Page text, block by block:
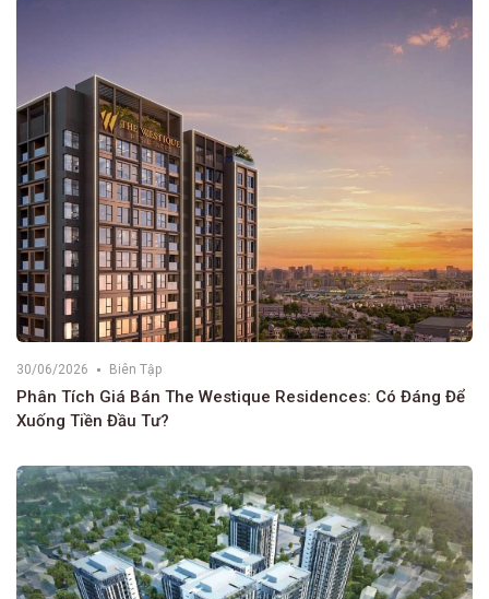
30/06/2026 Biên Tập
Phân Tích Giá Bán The Westique Residences: Có Đáng Để
Xuống Tiền Đầu Tư?